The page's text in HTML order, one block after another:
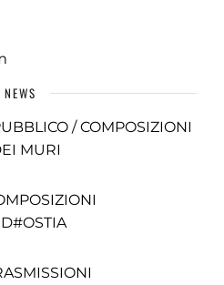
NEWS
/ COMPOSIZIONI
MURI